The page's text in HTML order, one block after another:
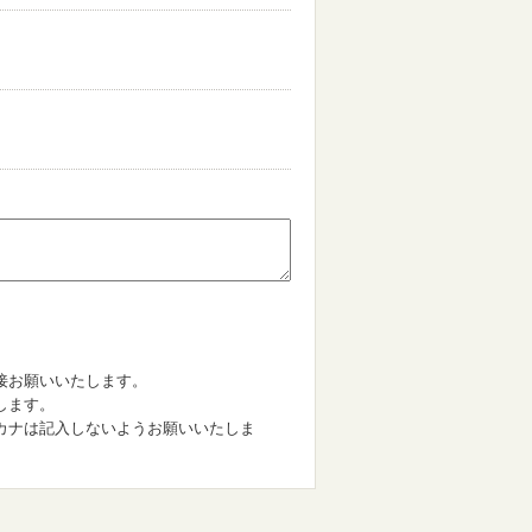
願いいたします。
す。
は記入しないようお願いいたしま